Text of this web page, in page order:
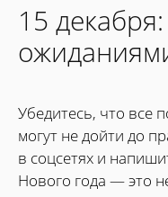
15
Убедитесь, что все
могут не дойти до
в соцсетях и
Нового года — это